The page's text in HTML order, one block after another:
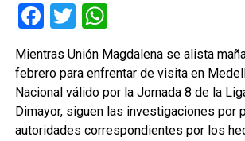
Facebook
TwitterWhatsApp
Mientras Unión Magdalena se alista
febrero para enfrentar de visita en
Nacional válido por la Jornada 8 de la
Dimayor, siguen las investigaciones por
autoridades correspondientes por los